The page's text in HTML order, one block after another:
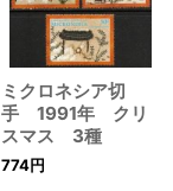
ミクロネシア切
手 1991年 クリ
スマス 3種
774円